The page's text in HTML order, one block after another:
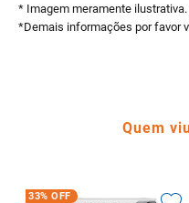
* Imagem meramente ilustrativa.
*Demais informações por favor
Quem
33% OFF